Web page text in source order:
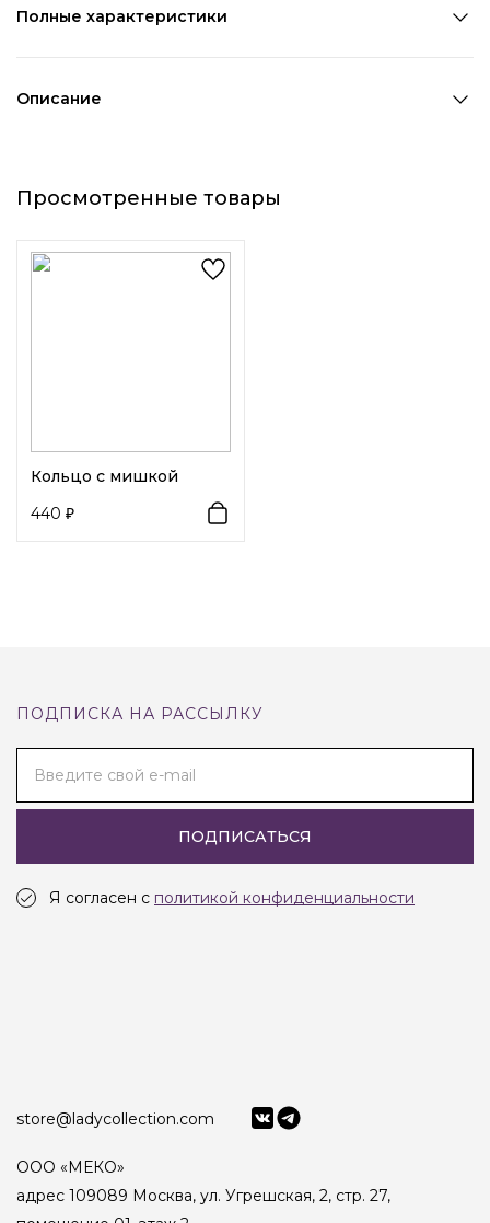
Полные характеристики
Возраст: Взрослый
Описание
базовый наряд. Фантазийное кольцо прекрасно
цветного пластика.
Просмотренные товары
Кольцо с мишкой
440
ПОДПИСКА НА РАССЫЛКУ
Введите свой e-mail
ПОДПИСАТЬСЯ
Я согласен с политикой конфиденциальности
store@ladycollection.com
ООО «МЕКО»
адрес 109089 Москва, ул. Угрешская, 2, стр. 27,